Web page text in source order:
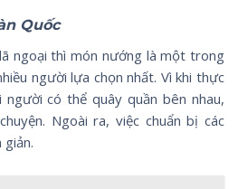
Quốc
ngoại thì món nướng là một trong
người lựa chọn nhất. Vì khi thực
có thể quây quần bên nhau,
Ngoài ra, việc chuẩn bị các